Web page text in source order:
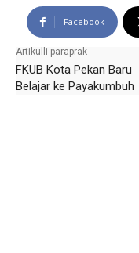
Facebook
Artikulli paraprak
FKUB Kota Pekan Baru
Belajar ke Payakumbuh